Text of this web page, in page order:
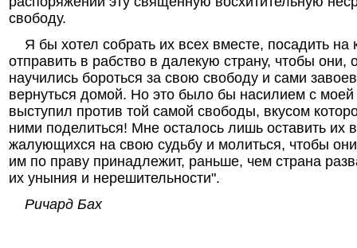
свободу.
Я бы хотел собрать их всех вместе, посадить на
отправить в рабство в далекую страну, чтобы они,
научились бороться за свою свободу и сами
вернуться домой. Но это было бы насилием с
выступил против той самой свободы, вкусом
ними поделиться! Мне осталось лишь оставить их
жалующихся на свою судьбу и молиться, чтобы
им по праву принадлежит, раньше, чем страна
их уныния и нерешительности".
Ричард Бах